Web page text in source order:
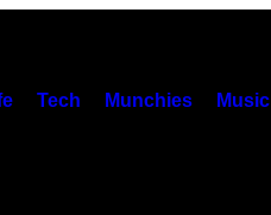
Tech Munchies Music